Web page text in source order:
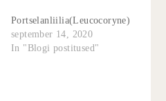
Portselanliilia(Leucocoryne)
september 14, 2020
In "Blogi postitused"